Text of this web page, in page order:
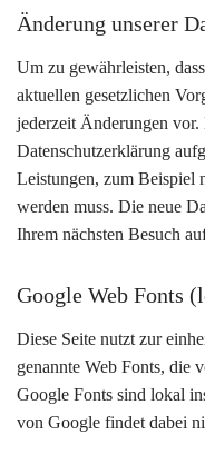
Änderung unserer
Um zu gewährleisten,
aktuellen gesetzlichen
jederzeit Änderungen
Datenschutzerklärung
Leistungen, zum Beispiel
werden muss. Die neue
Ihrem nächsten Besuch
Google Web Fonts
Diese Seite nutzt zur
genannte Web Fonts, die
Google Fonts sind lokal
von Google findet dabei